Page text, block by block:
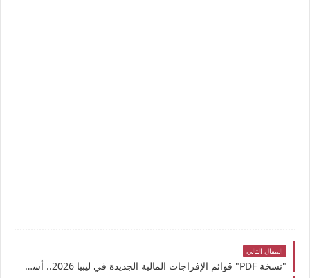
المقال التالي
"نسخة PDF" قوائم الإفراجات المالية الجديدة في ليبيا 2026.. أسماء المشمولين في مرتبات يونيو وكيفية الاستعلام عن اسمك